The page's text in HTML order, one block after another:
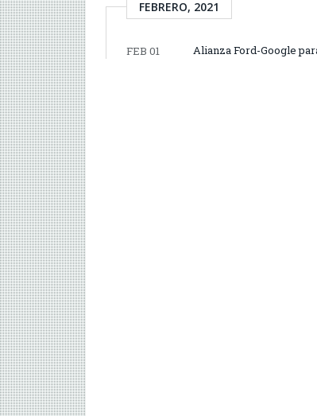
FEBRERO, 2021
FEB 01 Alianza Ford-Google